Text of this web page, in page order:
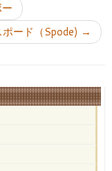
ード（Spode) →